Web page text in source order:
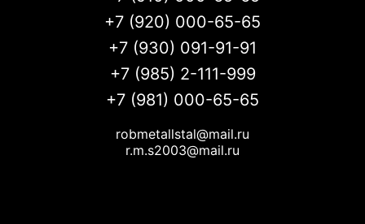
+7 (920) 000-65-65
+7 (930) 091-91-91
+7 (985) 2-111-999
+7 (981) 000-65-65
robmetallstal@mail.ru
r.m.s2003@mail.ru